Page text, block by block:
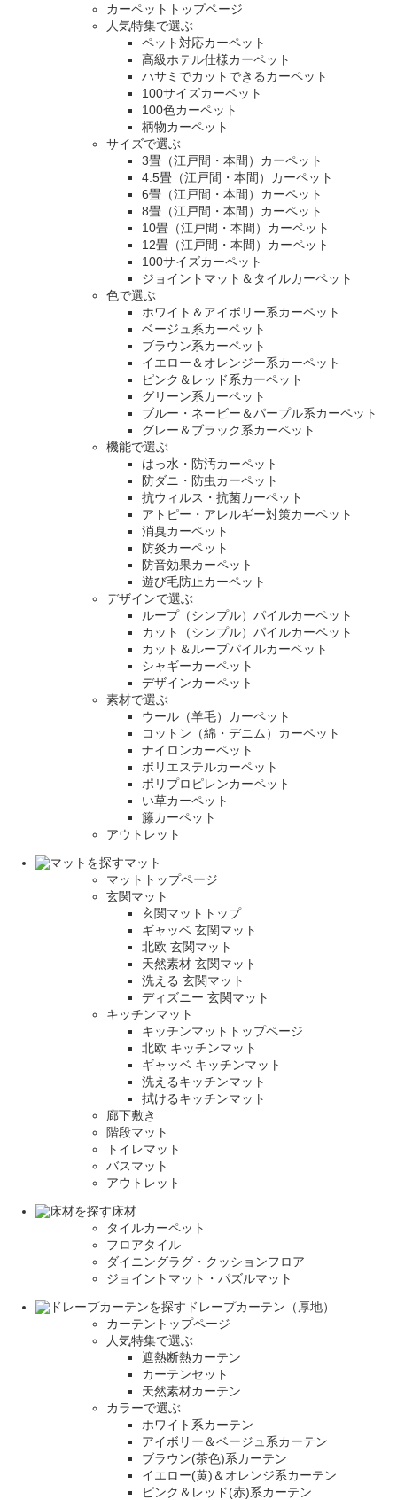
カーペットトップページ
人気特集で選ぶ
ペット対応カーペット
高級ホテル仕様カーペット
ハサミでカットできるカーペット
100サイズカーペット
100色カーペット
柄物カーペット
サイズで選ぶ
3畳（江戸間・本間）カーペット
4.5畳（江戸間・本間）カーペット
6畳（江戸間・本間）カーペット
8畳（江戸間・本間）カーペット
10畳（江戸間・本間）カーペット
12畳（江戸間・本間）カーペット
100サイズカーペット
ジョイントマット＆タイルカーペット
色で選ぶ
ホワイト＆アイボリー系カーペット
ベージュ系カーペット
ブラウン系カーペット
イエロー＆オレンジー系カーペット
ピンク＆レッド系カーペット
グリーン系カーペット
ブルー・ネービー＆パープル系カーペット
グレー＆ブラック系カーペット
機能で選ぶ
はっ水・防汚カーペット
防ダニ・防虫カーペット
抗ウィルス・抗菌カーペット
アトピー・アレルギー対策カーペット
消臭カーペット
防炎カーペット
防音効果カーペット
遊び毛防止カーペット
デザインで選ぶ
ループ（シンプル）パイルカーペット
カット（シンプル）パイルカーペット
カット＆ループパイルカーペット
シャギーカーペット
デザインカーペット
素材で選ぶ
ウール（羊毛）カーペット
コットン（綿・デニム）カーペット
ナイロンカーペット
ポリエステルカーペット
ポリプロピレンカーペット
い草カーペット
籐カーペット
アウトレット
マット
マットトップページ
玄関マット
玄関マットトップ
ギャッベ 玄関マット
北欧 玄関マット
天然素材 玄関マット
洗える 玄関マット
ディズニー 玄関マット
キッチンマット
キッチンマットトップページ
北欧 キッチンマット
ギャッベ キッチンマット
洗えるキッチンマット
拭けるキッチンマット
廊下敷き
階段マット
トイレマット
バスマット
アウトレット
床材
タイルカーペット
フロアタイル
ダイニングラグ・クッションフロア
ジョイントマット・パズルマット
ドレープカーテン（厚地）
カーテントップページ
人気特集で選ぶ
遮熱断熱カーテン
カーテンセット
天然素材カーテン
カラーで選ぶ
ホワイト系カーテン
アイボリー＆ベージュ系カーテン
ブラウン(茶色)系カーテン
イエロー(黄)＆オレンジ系カーテン
ピンク＆レッド(赤)系カーテン